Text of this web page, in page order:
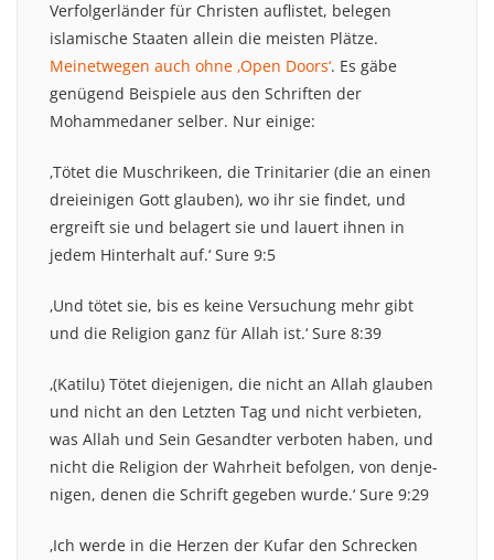
Verfolgerländer für Christen auflistet, belegen
islamische Staaten allein die meisten Plätze.
Meinetwegen auch ohne ‚Open Doors‘. Es gäbe
genügend Beispiele aus den Schriften der
Mohammedaner selber. Nur einige:
‚Tötet die Muschrikeen, die Trinitarier (die an einen
dreieinigen Gott glauben), wo ihr sie findet, und
ergreift sie und belagert sie und lauert ihnen in
jedem Hinterhalt auf.‘ Sure 9:5
‚Und tötet sie, bis es keine Versuchung mehr gibt
und die Religion ganz für Allah ist.‘ Sure 8:39
‚(Katilu) Tötet diejenigen, die nicht an Allah glauben
und nicht an den Letzten Tag und nicht verbieten,
was Allah und Sein Gesandter verboten haben, und
nicht die Religion der Wahrheit befolgen, von denje-
nigen, denen die Schrift gegeben wurde.‘ Sure 9:29
‚Ich werde in die Herzen der Kufar den Schrecken